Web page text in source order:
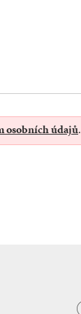
osobních údajů.